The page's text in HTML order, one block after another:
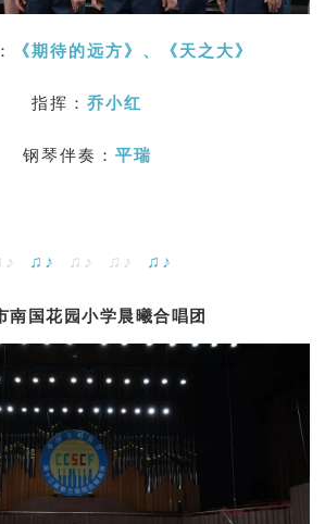
《期待的远方》、《天之大》
指挥： 乔小红
钢琴伴奏： 平瑞
♫♪ ♫♪ ♫♪ ♫♪
南国花园小学晨曦合唱团